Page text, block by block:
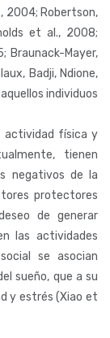
2004; Robertson,
et al., 2008;
Braunack-Mayer,
Badji, Ndione,
individuos
actividad física y
tienen
negativos de la
protectores
de generar
las actividades
se asocian
sueño, que a su
y estrés (Xiao et